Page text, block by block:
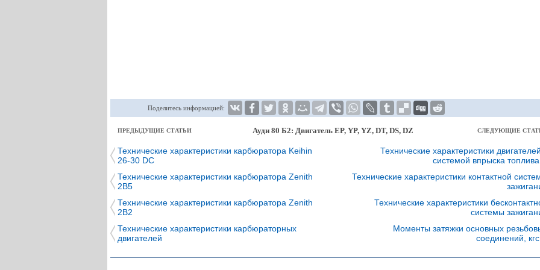
Поделитесь информацией:
ПРЕДЫДУЩИЕ СТАТЬИ Ауди 80 Б2: Двигатель EP, YP, YZ, DT, DS, DZ СЛЕДУЮЩИЕ
Технические характеристики карбюратора Keihin
26-30 DC
Технические характеристики карбюратора Zenith
2В5
Технические характеристики карбюратора Zenith
2В2
Технические характеристики карбюраторных
двигателей
Технические характеристики
системой впрыска
Технические характеристики контактной
Технические характеристики
системы
Моменты затяжки основных
соединений,